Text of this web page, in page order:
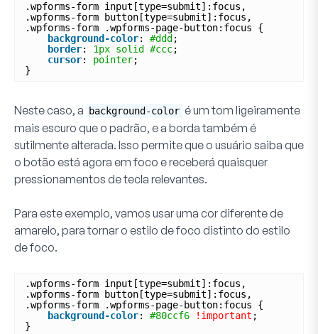
.wpforms-form input[type=submit]:focus,
.wpforms-form button[type=submit]:focus,
.wpforms-form .wpforms-page-button:focus {
background-color: #ddd ;
border: 1px solid #ccc;
cursor: pointer;
}
Neste caso, a background-color é um tom ligeiramente
mais escuro que o padrão, e a borda também é
sutilmente alterada. Isso permite que o usuário saiba que
o botão está agora em foco e receberá quaisquer
pressionamentos de tecla relevantes.
Para este exemplo, vamos usar uma cor diferente de
amarelo, para tornar o estilo de foco distinto do estilo
de foco.
.wpforms-form input[type=submit]:focus,
.wpforms-form button[type=submit]:focus,
.wpforms-form .wpforms-page-button:focus {
background-color: #80ccf6 !important ;
}